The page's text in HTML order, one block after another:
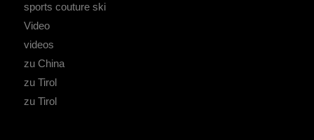
sports couture ski
Video
videos
zu China
zu Tirol
zu Tirol